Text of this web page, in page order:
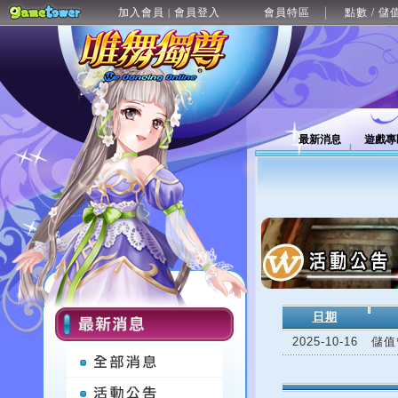
加入會員 | 會員登入 會員特區 點數 / 儲
最新消息 遊戲
日期
2025-10-16
儲